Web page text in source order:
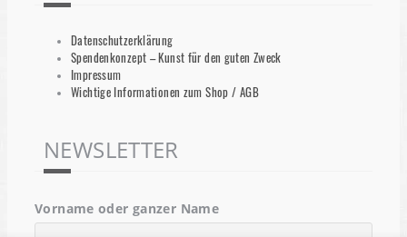
Datenschutzerklärung
Spendenkonzept – Kunst für den guten Zweck
Impressum
Wichtige Informationen zum Shop / AGB
NEWSLETTER
Vorname oder ganzer Name